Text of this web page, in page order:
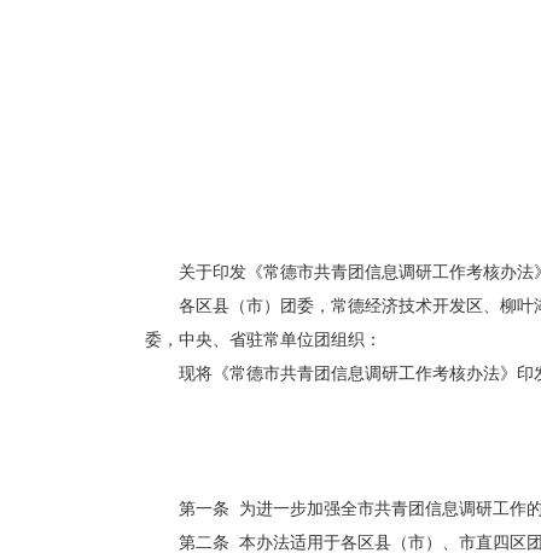
关于印发《常德市共青团信息调研工作考核办法
各区县（市）团委，常德经济技术开发区、柳
委，中央、省驻常单位团组织：
现将《常德市共青团信息调研工作考核办法》
第一条 为进一步加强全市共青团信息调研工作
第二条 本办法适用于各区县（市）、市直四区